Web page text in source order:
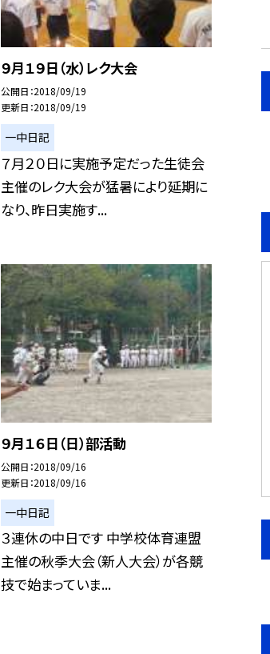
９月１９日（水）レク大会
公開日 2018/09/19
更新日 2018/09/19
一中日記
７月２０日に実施予定だった生徒会
主催のレク大会が猛暑により延期に
なり、昨日実施す...
９月１６日（日）部活動
公開日 2018/09/16
更新日 2018/09/16
一中日記
３連休の中日です 中学校体育連盟
主催の秋季大会（新人大会）が各競
技で始まっていま...